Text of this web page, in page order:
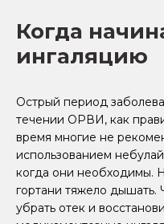
Когда
ингаляцию
Острый период
течении ОРВИ, как
время многие не
использованием
когда они необходимы.
гортани тяжело
убрать отек и